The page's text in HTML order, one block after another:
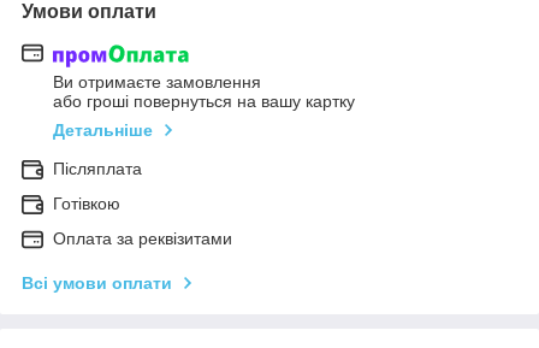
Умови оплати
Ви отримаєте замовлення
або гроші повернуться на вашу картку
Детальніше
Післяплата
Готівкою
Оплата за реквізитами
Всі умови оплати